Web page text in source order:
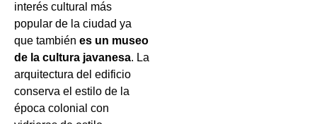
interés cultural más
popular de la ciudad ya
que también es un museo
de la cultura javanesa. La
arquitectura del edificio
conserva el estilo de la
época colonial con